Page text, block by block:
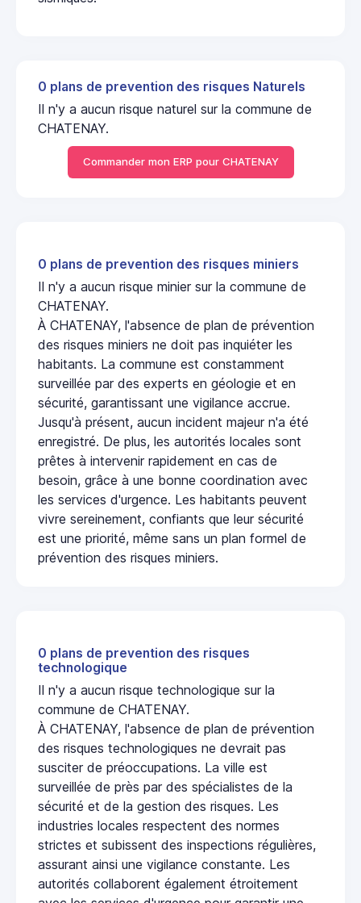
0 plans de prevention des risques Naturels
Il n'y a aucun risque naturel sur la commune de
CHATENAY.
Commander mon ERP pour CHATENAY
0 plans de prevention des risques miniers
Il n'y a aucun risque minier sur la commune de
CHATENAY.
À CHATENAY, l'absence de plan de prévention
des risques miniers ne doit pas inquiéter les
habitants. La commune est constamment
surveillée par des experts en géologie et en
sécurité, garantissant une vigilance accrue.
Jusqu'à présent, aucun incident majeur n'a été
enregistré. De plus, les autorités locales sont
prêtes à intervenir rapidement en cas de
besoin, grâce à une bonne coordination avec
les services d'urgence. Les habitants peuvent
vivre sereinement, confiants que leur sécurité
est une priorité, même sans un plan formel de
prévention des risques miniers.
0 plans de prevention des risques
technologique
Il n'y a aucun risque technologique sur la
commune de CHATENAY.
À CHATENAY, l'absence de plan de prévention
des risques technologiques ne devrait pas
susciter de préoccupations. La ville est
surveillée de près par des spécialistes de la
sécurité et de la gestion des risques. Les
industries locales respectent des normes
strictes et subissent des inspections régulières,
assurant ainsi une vigilance constante. Les
autorités collaborent également étroitement